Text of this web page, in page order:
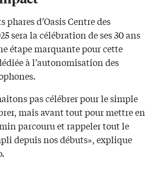
phares d’Oasis Centre des
sera la célébration de ses 30 ans
étape marquante pour cette
à l’autonomisation des
pas célébrer pour le simple
mais avant tout pour mettre en
parcouru et rappeler tout le
depuis nos débuts», explique